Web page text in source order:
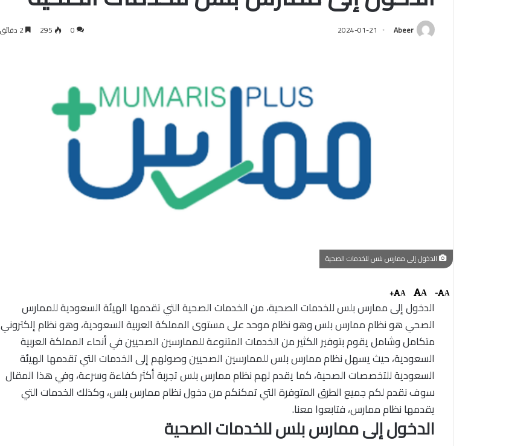
Abeer
2024-01-21
0
295
الدخول إلى ممارس بلس للخدمات الصحية
A
-
A
A
+
الدخول إلى ممارس بلس للخدمات الصحية، من الخدمات الصحية التي تقدمها الهيئة السعودية للممارس
الصحي هو نظام ممارس بلس وهو نظام موحد على مستوى المملكة العربية السعودية، وهو نظام إلكتروني
متكامل وشامل يقوم بتوفير الكثير من الخدمات المتنوعة للممارسين الصحيين في أنحاء المملكة العربية
السعودية، حيث يسهل نظام ممارس بلس للممارسين الصحيين وصولهم إلى الخدمات التي تقدمها الهيئة
السعودية للتخصصات الصحية، كما يقدم لهم نظام ممارس بلس تجربة أكثر كفاءة وسرعة، وفي هذا المقال
سوف نقدم لكم جميع الطرق المتوفرة التي تمكنكم من دخول نظام ممارس بلس، وكذلك الخدمات التي
يقدمها نظام ممارس، فتابعوا معنا.
الدخول إلى ممارس بلس للخدمات الصحية